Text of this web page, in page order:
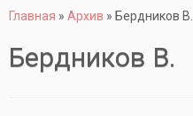
Главная » Архив » Бердников В.
Бердников В.